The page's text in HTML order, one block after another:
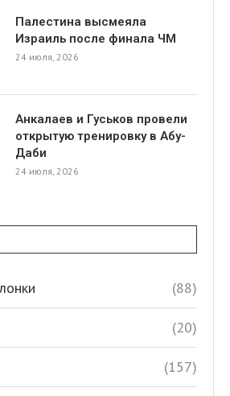
Палестина высмеяла
Израиль после финала ЧМ
24 июля, 2026
Анкалаев и Гуськов провели
открытую тренировку в Абу-
Даби
24 июля, 2026
(88)
(20)
(157)